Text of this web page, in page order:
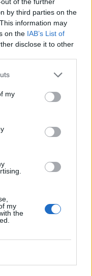
by third parties on the
information may
on the IAB’s List of
disclose it to other
my
my
the